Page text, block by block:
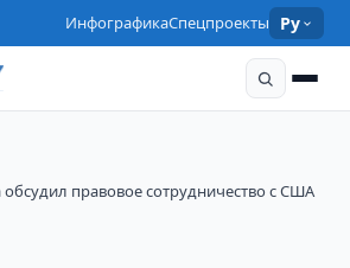
ИнфографикаСпецпроекты Ру
правовое сотрудничество с США